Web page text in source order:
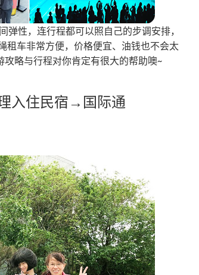
性，连行程都可以照自己的步调安排，
租车非常方便，价格便宜、油钱也不会太
略与行程对你肯定有很大的帮助噢~
入住民宿→国际通